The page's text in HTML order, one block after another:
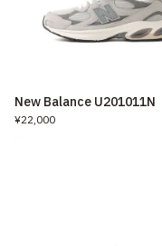
New Balance U201011N
¥22,000